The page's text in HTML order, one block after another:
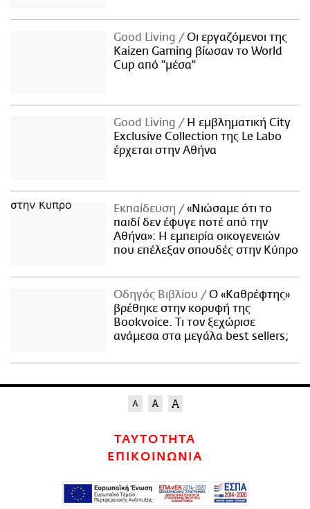
Good Living
Οι εργαζόμενοι της
Kaizen Gaming βίωσαν το World
Cup από "μέσα"
Good Living
Η εμβληματική City
Exclusive Collection της Le Labo
έρχεται στην Αθήνα
Εκπαίδευση
«Νιώσαμε ότι το
παιδί δεν έφυγε ποτέ από την
Αθήνα»: Η εμπειρία οικογενειών
που επέλεξαν σπουδές στην Κύπρο
Οδηγός Βιβλίου
Ο «Καθρέφτης»
βρέθηκε στην κορυφή της
Bookvoice. Τι τον ξεχώρισε
ανάμεσα στα μεγάλα best sellers;
ΤΑΥΤΟΤΗΤΑ
ΕΠΙΚΟΙΝΩΝΙΑ